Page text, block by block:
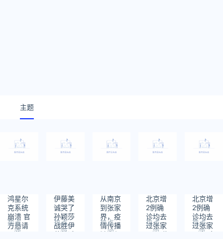
主题
鸿星尔
克系统
崩溃 官
方恳请
退款
热点
阅
伊藤美
诚哭了
孙颖莎
战胜伊
藤美诚:
热点
阅
从南京
到张家
界，疫
情传播
链为何
热点
阅
北京增
2例确
诊均去
过张家
界 居住
热点
阅
北京增
2例确
诊均去
过张家
界 初步
热点
阅